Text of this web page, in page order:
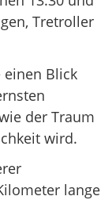
Tretroller
einen Blick
der Traum
wird.
lange